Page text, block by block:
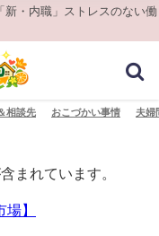
新・内職」ストレスのない働
相談先 おこづかい事情 夫婦
まれています。
】